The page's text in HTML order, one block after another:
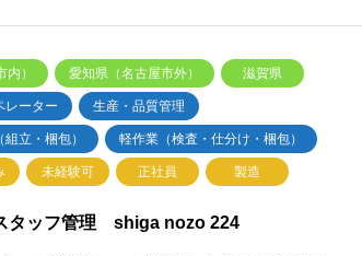
） 愛知県（名古屋市外） 滋賀県
レーター 生産・品質管理
組立・梱包） 軽作業（検査・仕分け・梱包）
未経験可 正社員 製造
タッフ管理 shiga nozo 224